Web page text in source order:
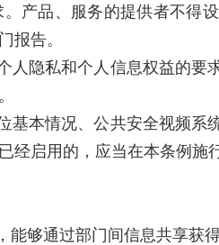
品、服务的提供者不得
报告。
隐私和个人信息权益的要
本情况、公共安全视频系
启用的，应当在本条例施
够通过部门间信息共享获